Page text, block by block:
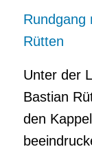
Rundgang
Rütten
Unter der
Bastian
den